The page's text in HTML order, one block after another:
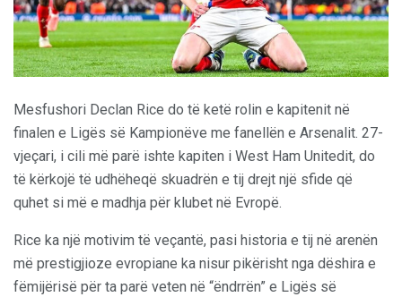
Mesfushori Declan Rice do të ketë rolin e kapitenit në
finalen e Ligës së Kampionëve me fanellën e Arsenalit. 27-
vjeçari, i cili më parë ishte kapiten i West Ham Unitedit, do
të kërkojë të udhëheqë skuadrën e tij drejt një sfide që
quhet si më e madhja për klubet në Evropë.
Rice ka një motivim të veçantë, pasi historia e tij në arenën
më prestigjioze evropiane ka nisur pikërisht nga dëshira e
fëmijërisë për ta parë veten në “ëndrrën” e Ligës së